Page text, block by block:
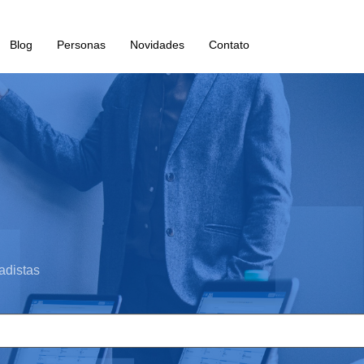
Blog Personas Novidades Contato